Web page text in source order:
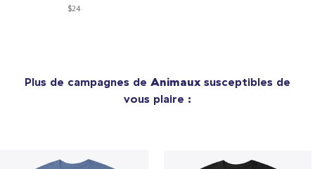
$24
Plus de campagnes de Animaux susceptibles de
vous plaire :